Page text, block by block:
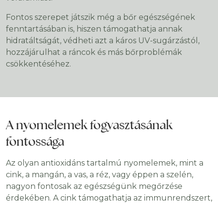
Fontos szerepet játszik még a bőr egészségének
fenntartásában is, hiszen támogathatja annak
hidratáltságát, védheti azt a káros UV-sugárzástól,
hozzájárulhat a ráncok és más bőrproblémák
csökkentéséhez.
A nyomelemek fogyasztásának
fontossága
Az olyan antioxidáns tartalmú nyomelemek, mint a
cink, a mangán, a vas, a réz, vagy éppen a szelén,
nagyon fontosak az egészségünk megőrzése
érdekében. A cink támogathatja az immunrendszert,